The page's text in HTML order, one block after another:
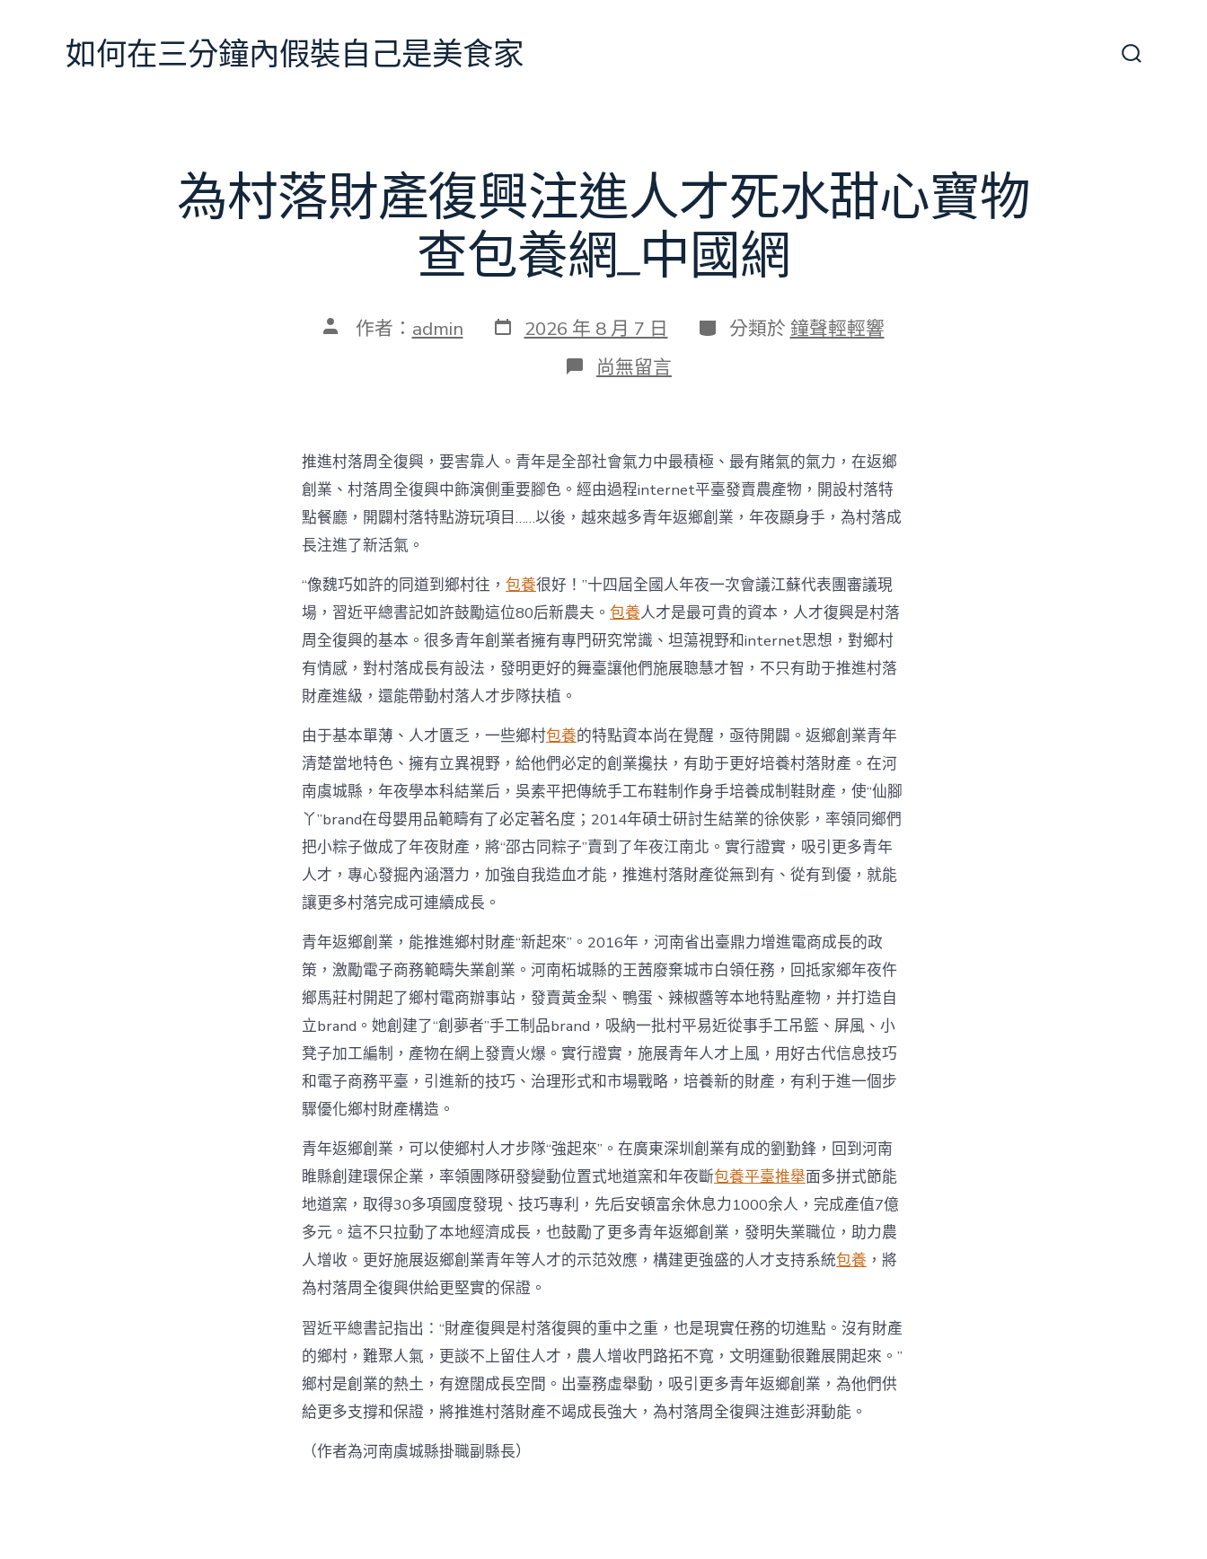
如何在三分鐘內假裝自己是美食家
為村落財產復興注進人才死水甜心寶物
查包養網_中國網
文 作者： admin 發
表
2026 年 8 月 7 日 分
類
分類於 鐘聲輕輕響
在
〈為
產
復
興
注
進
死
水
甜
心
寶
物
養
網
_
中
國
網〉
中
尚無留言
推進村落周全復興，要害靠人。青年是全部社會氣力中最積極、最有賭氣的氣力，在返鄉
創業、村落周全復興中飾演側重要腳色。經由過程internet平臺發賣農產物，開設村落特
點餐廳，開闢村落特點游玩項目……以後，越來越多青年返鄉創業，年夜顯身手，為村落成
長注進了新活氣。
“像魏巧如許的同道到鄉村往， 包養很好！”十四屆全國人年夜一次會議江蘇代表團審議現
場，習近平總書記如許鼓勵這位80后新農夫。 包養人才是最可貴的資本，人才復興是村落
周全復興的基本。很多青年創業者擁有專門研究常識、坦蕩視野和internet思想，對鄉村
有情感，對村落成長有設法，發明更好的舞臺讓他們施展聰慧才智，不只有助于推進村落
財產進級，還能帶動村落人才步隊扶植。
由于基本單薄、人才匱乏，一些鄉村包養的特點資本尚在覺醒，亟待開闢。返鄉創業青年
清楚當地特色、擁有立異視野，給他們必定的創業攙扶，有助于更好培養村落財產。在河
南虞城縣，年夜學本科結業后，吳素平把傳統手工布鞋制作身手培養成制鞋財產，使“仙腳
丫”brand在母嬰用品範疇有了必定著名度；2014年碩士研討生結業的徐俠影，率領同鄉們
把小粽子做成了年夜財產，將“邵古同粽子”賣到了年夜江南北。實行證實，吸引更多青年
人才，專心發掘內涵潛力，加強自我造血才能，推進村落財產從無到有、從有到優，就能
讓更多村落完成可連續成長。
青年返鄉創業，能推進鄉村財產“新起來”。2016年，河南省出臺鼎力增進電商成長的政
策，激勵電子商務範疇失業創業。河南柘城縣的王茜廢棄城市白領任務，回抵家鄉年夜仵
鄉馬莊村開起了鄉村電商辦事站，發賣黃金梨、鴨蛋、辣椒醬等本地特點產物，并打造自
立brand。她創建了“創夢者”手工制品brand，吸納一批村平易近從事手工吊籃、屏風、小
凳子加工編制，產物在網上發賣火爆。實行證實，施展青年人才上風，用好古代信息技巧
和電子商務平臺，引進新的技巧、治理形式和市場戰略，培養新的財產，有利于進一個步
驟優化鄉村財產構造。
青年返鄉創業，可以使鄉村人才步隊“強起來”。在廣東深圳創業有成的劉勤鋒，回到河南
睢縣創建環保企業，率領團隊研發變動位置式地道窯和年夜斷包養平臺推舉面多拼式節能
地道窯，取得30多項國度發現、技巧專利，先后安頓富余休息力1000余人，完成產值7億
多元。這不只拉動了本地經濟成長，也鼓勵了更多青年返鄉創業，發明失業職位，助力農
人增收。更好施展返鄉創業青年等人才的示范效應，構建更強盛的人才支持系統包養 ，將
為村落周全復興供給更堅實的保證。
習近平總書記指出：“財產復興是村落復興的重中之重，也是現實任務的切進點。沒有財產
的鄉村，難聚人氣，更談不上留住人才，農人增收門路拓不寬，文明運動很難展開起來。”
鄉村是創業的熱土，有遼闊成長空間。出臺務虛舉動，吸引更多青年返鄉創業，為他們供
給更多支撐和保證，將推進村落財產不竭成長強大，為村落周全復興注進彭湃動能。
（作者為河南虞城縣掛職副縣長）